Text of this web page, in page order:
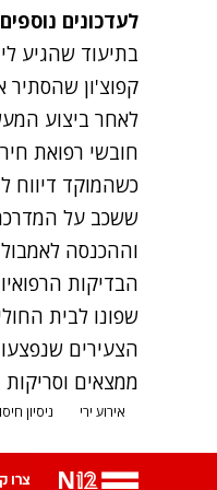
לעדכונים
בתיעוד שהגיע
קפוצ'ון שהסתיר
לאחר ביצוע
חובשי רפואת
ששכב על המדרכה
הבדיקות
שפונו לבית
הצעירים
ממצאים וסריקות
אירוע ירי ניסיון
צרו